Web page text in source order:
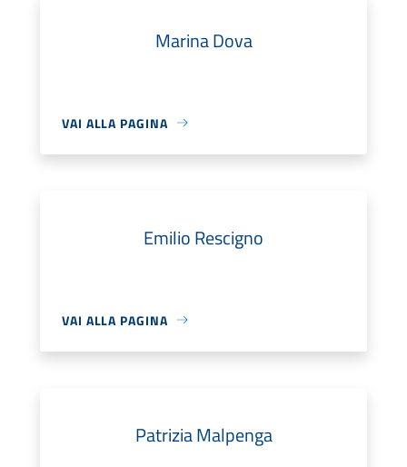
Marina Dova
VAI ALLA PAGINA
Emilio Rescigno
VAI ALLA PAGINA
Patrizia Malpenga